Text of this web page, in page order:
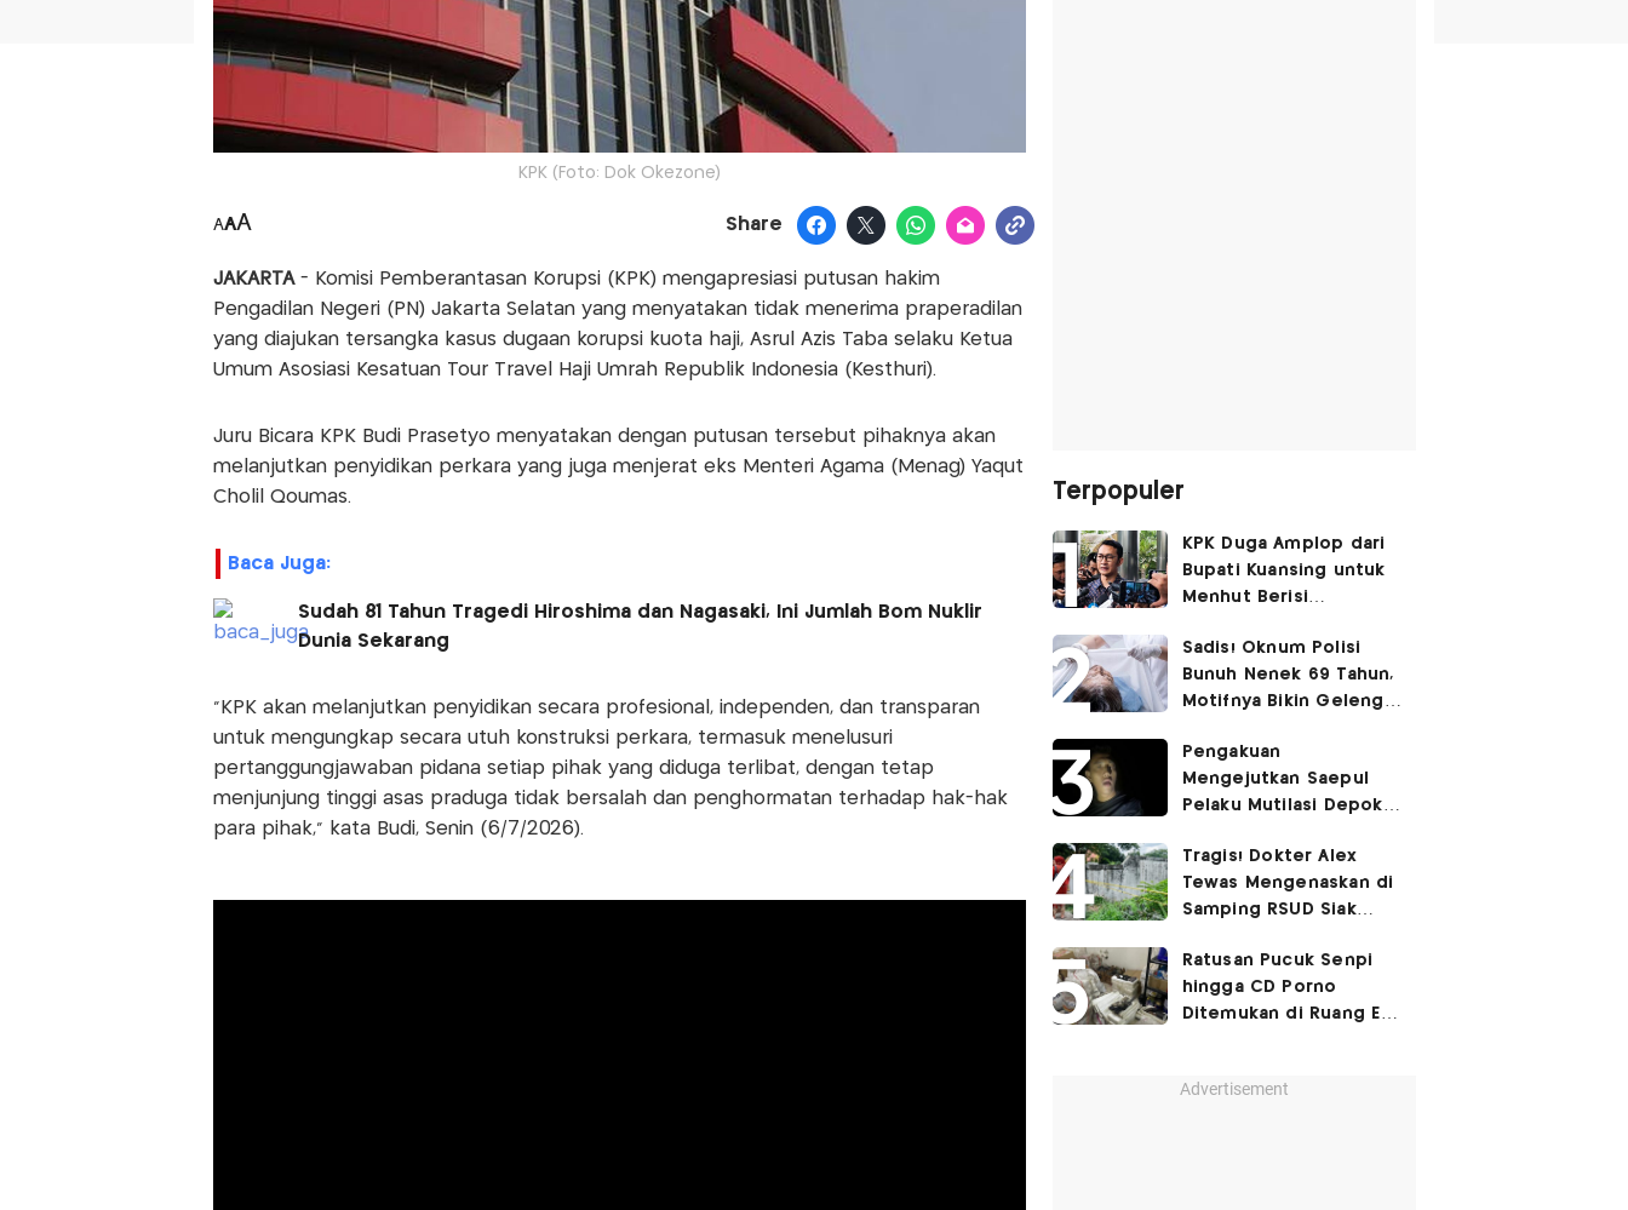
KPK (Foto: Dok Okezone)
AAA Share
JAKARTA- Komisi Pemberantasan Korupsi (KPK) mengapresiasi putusan hakim
Pengadilan Negeri (PN) Jakarta Selatan yang menyatakan tidak menerima praperadilan
yang diajukan tersangka kasus dugaan korupsi kuota haji, Asrul Azis Taba selaku Ketua
Umum Asosiasi Kesatuan Tour Travel Haji Umrah Republik Indonesia (Kesthuri).
Juru Bicara KPK Budi Prasetyo menyatakan dengan putusan tersebut pihaknya akan
melanjutkan penyidikan perkara yang juga menjerat eks Menteri Agama (Menag) Yaqut
Cholil Qoumas.
Baca Juga:
Sudah 81 Tahun Tragedi Hiroshima dan Nagasaki, Ini Jumlah Bom Nuklir
Dunia Sekarang
"KPK akan melanjutkan penyidikan secara profesional, independen, dan transparan
untuk mengungkap secara utuh konstruksi perkara, termasuk menelusuri
pertanggungjawaban pidana setiap pihak yang diduga terlibat, dengan tetap
menjunjung tinggi asas praduga tidak bersalah dan penghormatan terhadap hak-hak
para pihak," kata Budi, Senin (6/7/2026).
Terpopuler
KPK Duga Amplop dari
Bupati Kuansing untuk
Menhut Berisi
Pengembaliannya
Belum Utuh
Sadis! Oknum Polisi
Bunuh Nenek 69 Tahun,
Motifnya Bikin Geleng
Pengakuan
Mengejutkan Saepul
Pelaku Mutilasi Depok:
Korban di Kontrakan
Tragis! Dokter Alex
Tewas Mengenaskan di
Samping RSUD Siak
Rocuronium
Ratusan Pucuk Senpi
hingga CD Porno
Ditemukan di Ruang Eks
Advertisement